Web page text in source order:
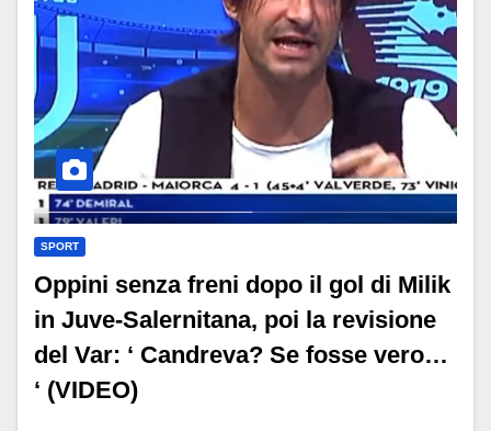
SPORT
Oppini senza freni dopo il gol di Milik
in Juve-Salernitana, poi la revisione
del Var: ‘ Candreva? Se fosse vero…
‘ (VIDEO)